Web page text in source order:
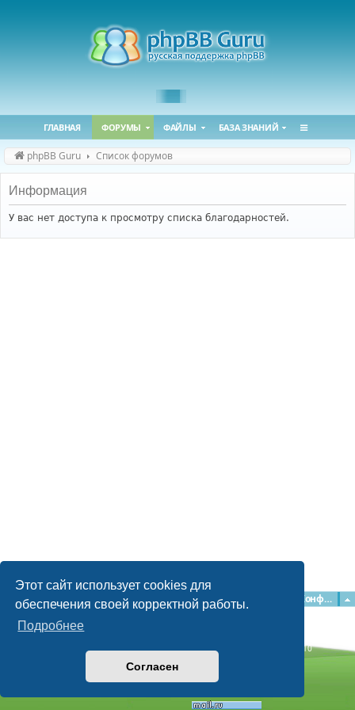
Этот сайт использует cookies для
обеспечения своей корректной работы.
Подробнее
Согласен
ГЛАВНАЯ ФОРУМЫ ФАЙЛЫ БАЗА ЗНАНИЙ
phpBB Guru Список форумов
Информация
У вас нет доступа к просмотру списка благодарностей.
Главная Форумы Конфиденциальность
Наша команда
Time: 0.112s| Peak Memory Usage: 2.15 МБ | GZIP: Off |
Queries: 10
© phpBB Guru, 2004—2026
Powered by
Style byArtodia